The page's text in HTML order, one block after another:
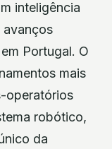
inteligência
avanços
Portugal. O
mais
operatórios
robótico,
da